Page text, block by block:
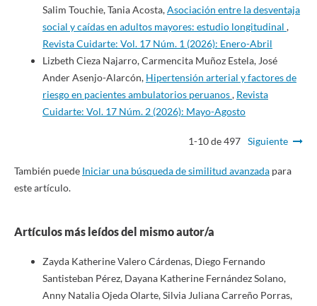
Salim Touchie, Tania Acosta,Asociación entre la desventaja
social y caídas en adultos mayores: estudio longitudinal ,
Revista Cuidarte: Vol. 17 Núm. 1 (2026): Enero-Abril
Lizbeth Cieza Najarro, Carmencita Muñoz Estela, José
Ander Asenjo-Alarcón, Hipertensión arterial y factores de
riesgo en pacientes ambulatorios peruanos, Revista
Cuidarte: Vol. 17 Núm. 2 (2026): Mayo-Agosto
1-10 de 497 Siguiente
También puede Iniciar una búsqueda de similitud avanzadapara
este artículo.
Artículos más leídos del mismo autor/a
Zayda Katherine Valero Cárdenas, Diego Fernando
Santisteban Pérez, Dayana Katherine Fernández Solano,
Anny Natalia Ojeda Olarte, Silvia Juliana Carreño Porras,